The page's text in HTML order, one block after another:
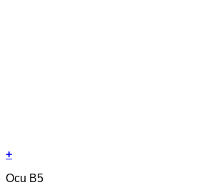
+
Ocu B5